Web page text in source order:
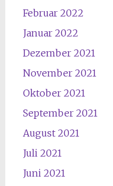
Februar 2022
Januar 2022
Dezember 2021
November 2021
Oktober 2021
September 2021
August 2021
Juli 2021
Juni 2021